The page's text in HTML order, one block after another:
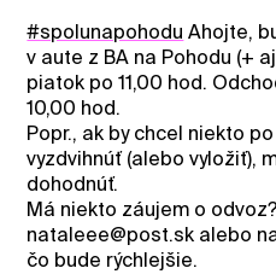
#spolunapohodu Ahojte,
v aute z BA na Pohodu (+
piatok po 11,00 hod.
10,00 hod.
Popr., ak by chcel niekto
vyzdvihnúť (alebo vyložiť),
dohodnúť.
Má niekto záujem o
nataleee@post.sk alebo
čo bude rýchlejšie.